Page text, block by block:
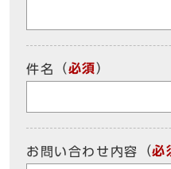
件名 （必須）
お問い合わせ内容 （必